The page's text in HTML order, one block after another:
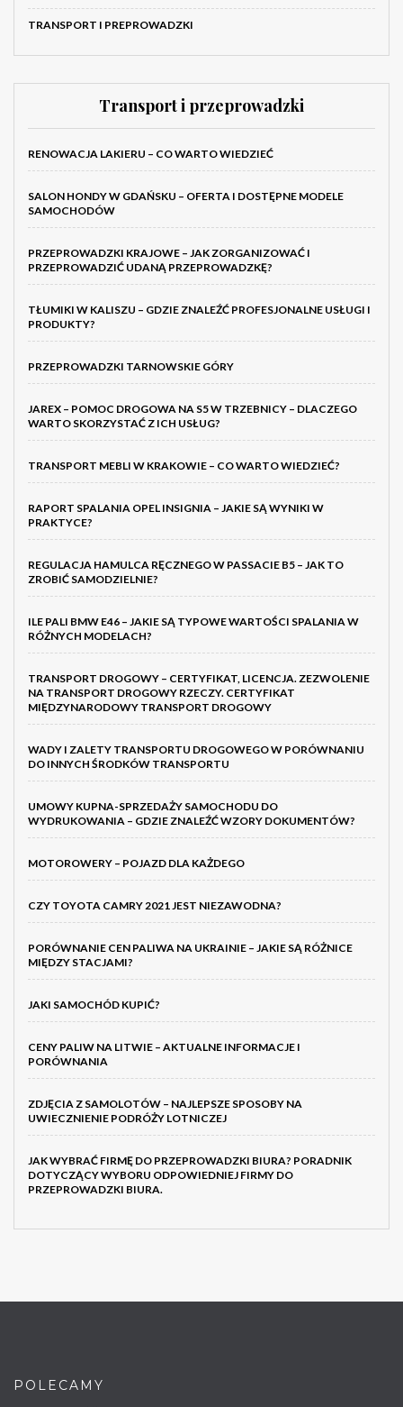
TRANSPORT I PREPROWADZKI
Transport i przeprowadzki
RENOWACJA LAKIERU – CO WARTO WIEDZIEĆ
SALON HONDY W GDAŃSKU – OFERTA I DOSTĘPNE MODELE
SAMOCHODÓW
PRZEPROWADZKI KRAJOWE – JAK ZORGANIZOWAĆ I
PRZEPROWADZIĆ UDANĄ PRZEPROWADZKĘ?
TŁUMIKI W KALISZU – GDZIE ZNALEŹĆ PROFESJONALNE USŁUGI I
PRODUKTY?
PRZEPROWADZKI TARNOWSKIE GÓRY
JAREX – POMOC DROGOWA NA S5 W TRZEBNICY – DLACZEGO
WARTO SKORZYSTAĆ Z ICH USŁUG?
TRANSPORT MEBLI W KRAKOWIE – CO WARTO WIEDZIEĆ?
RAPORT SPALANIA OPEL INSIGNIA – JAKIE SĄ WYNIKI W
PRAKTYCE?
REGULACJA HAMULCA RĘCZNEGO W PASSACIE B5 – JAK TO
ZROBIĆ SAMODZIELNIE?
ILE PALI BMW E46 – JAKIE SĄ TYPOWE WARTOŚCI SPALANIA W
RÓŻNYCH MODELACH?
TRANSPORT DROGOWY – CERTYFIKAT, LICENCJA. ZEZWOLENIE
NA TRANSPORT DROGOWY RZECZY. CERTYFIKAT
MIĘDZYNARODOWY TRANSPORT DROGOWY
WADY I ZALETY TRANSPORTU DROGOWEGO W PORÓWNANIU
DO INNYCH ŚRODKÓW TRANSPORTU
UMOWY KUPNA-SPRZEDAŻY SAMOCHODU DO
WYDRUKOWANIA – GDZIE ZNALEŹĆ WZORY DOKUMENTÓW?
MOTOROWERY – POJAZD DLA KAŻDEGO
CZY TOYOTA CAMRY 2021 JEST NIEZAWODNA?
PORÓWNANIE CEN PALIWA NA UKRAINIE – JAKIE SĄ RÓŻNICE
MIĘDZY STACJAMI?
JAKI SAMOCHÓD KUPIĆ?
CENY PALIW NA LITWIE – AKTUALNE INFORMACJE I
PORÓWNANIA
ZDJĘCIA Z SAMOLOTÓW – NAJLEPSZE SPOSOBY NA
UWIECZNIENIE PODRÓŻY LOTNICZEJ
JAK WYBRAĆ FIRMĘ DO PRZEPROWADZKI BIURA? PORADNIK
DOTYCZĄCY WYBORU ODPOWIEDNIEJ FIRMY DO
PRZEPROWADZKI BIURA.
POLECAMY